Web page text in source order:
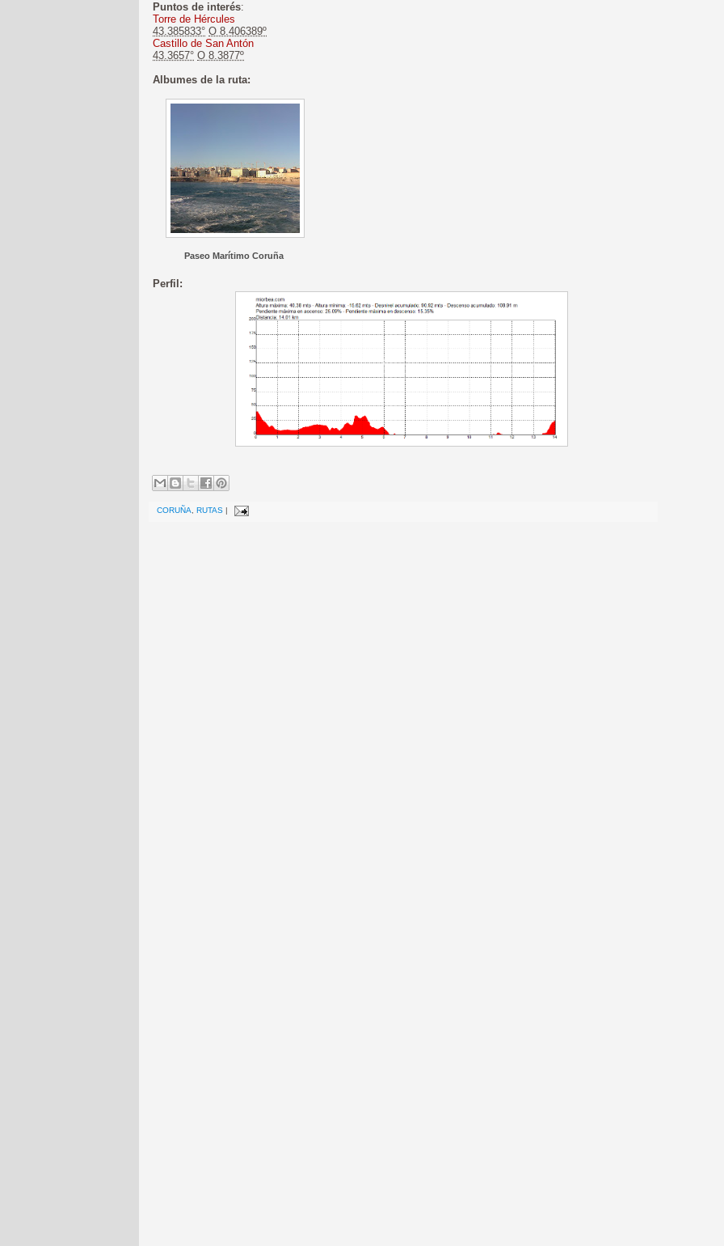
Puntos de interés:
Torre de Hércules
43.385833° O 8.406389º
Castillo de San Antón
43.3657° O 8.3877º
Albumes de la ruta:
Paseo Marítimo Coruña
Perfil:
CORUÑA RUTAS |